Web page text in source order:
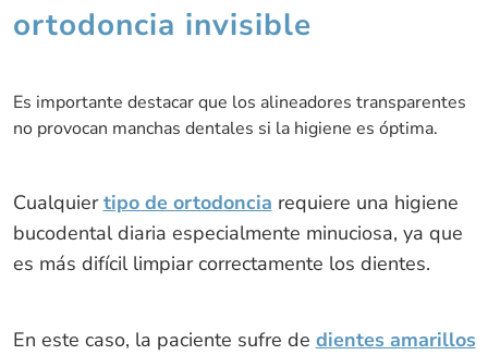
ortodoncia invisible
Es importante destacar que los alineadores transparentes
no provocan manchas dentales si la higiene es óptima.
Cualquiertipo de ortodoncia requiere una higiene
bucodental diaria especialmente minuciosa, ya que
es más difícil limpiar correctamente los dientes.
En este caso, la paciente sufre de dientes amarillos